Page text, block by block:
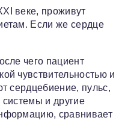
веке, проживут
Если же сердце
чего пациент
чувствительностью и
сердцебиение, пульс,
и другие
сравнивает